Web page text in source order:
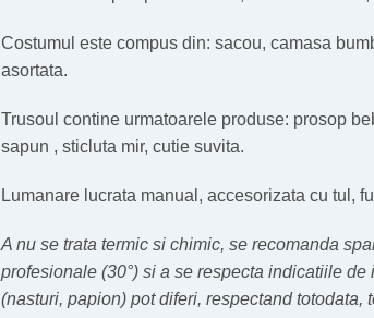
Costumul este compus din: sacou, camasa
asortata.
Trusoul contine urmatoarele produse: prosop
sapun , sticluta mir, cutie suvita.
Lumanare lucrata manual, accesorizata cu tul,
A nu se trata termic si chimic, se recomanda
profesionale (30°) si a se respecta indicatiile de
(nasturi, papion) pot diferi, respectand totodata,